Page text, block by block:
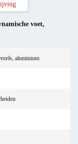
voet,
aluminium